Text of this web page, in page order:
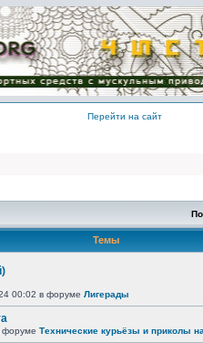
Перейти на сайт
Темы
00:02 в форуме Лигерады
форуме Технические курьёзы и приколы